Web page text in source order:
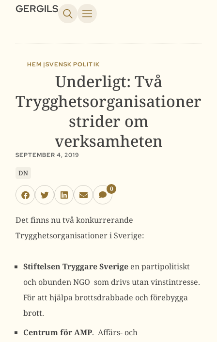
GERGILS
HEM |SVENSK POLITIK
Underligt: Två
Trygghetsorganisationer
strider om
verksamheten
SEPTEMBER 4, 2019
DN
0
Det finns nu två konkurrerande
Trygghetsorganisationer i Sverige:
Stiftelsen Tryggare Sverige en partipolitiskt
och obunden NGO som drivs utan vinstintresse.
För att hjälpa brottsdrabbade och förebygga
brott.
Centrum för AMP. Affärs- och